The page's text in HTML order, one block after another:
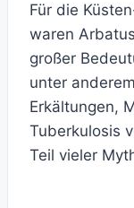
Für die
waren
großer
unter
Erkältungen,
Tuberkulosis
Teil vieler